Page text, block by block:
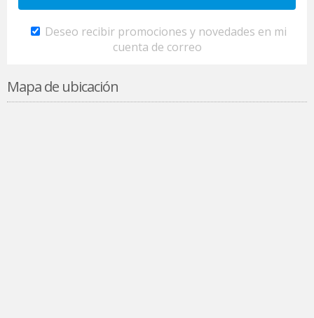
Deseo recibir promociones y novedades en mi
cuenta de correo
Mapa de ubicación